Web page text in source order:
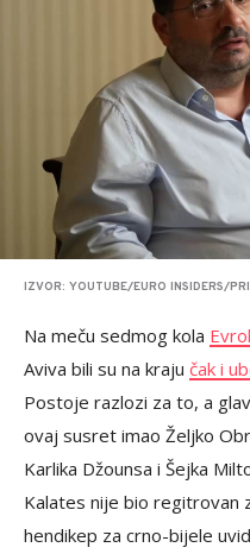
IZVOR: YOUTUBE/EURO INSIDERS/
Na meču sedmog kola
Aviva bili su na kraju čak i
Postoje razlozi za to, a
ovaj susret imao Željko
Karlika Džounsa i Šejka
Kalates nije bio regitrovan
hendikep za crno-bijele